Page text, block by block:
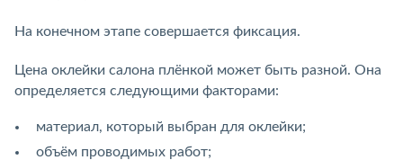
На конечном этапе совершается фиксация.
Цена оклейки салона плёнкой может быть разной. Она
определяется следующими факторами:
материал, который выбран для оклейки;
объём проводимых работ;